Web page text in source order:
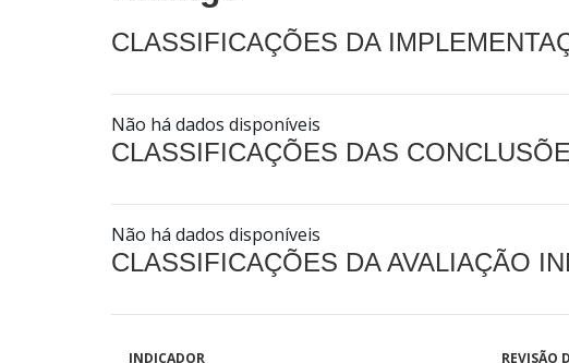
CLASSIFICAÇÕES DA
Não há dados disponíveis
CLASSIFICAÇÕES DAS
Não há dados disponíveis
CLASSIFICAÇÕES DA AVALIAÇÃO
INDICADOR REVISÃO